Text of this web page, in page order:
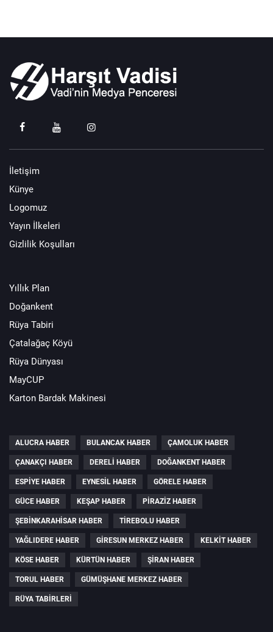
İletişim
Künye
Logomuz
Yayın İlkeleri
Gizlilik Koşulları
Yıllık Plan
Doğankent
Rüya Tabiri
Çatalağaç Köyü
Rüya Dünyası
MayCUP
Karton Bardak Makinesi
ALUCRA HABER BULANCAK HABER ÇAMOLUK HABER
ÇANAKÇI HABER DERELI HABER DOĞANKENT HABER
ESPIYE HABER EYNESIL HABER GÖRELE HABER
GÜCE HABER KEŞAP HABER PIRAZIZ HABER
ŞEBINKARAHISAR HABER TIREBOLU HABER
YAĞLIDERE HABER GIRESUN MERKEZ HABER KELKIT HABER
KÖSE HABER KÜRTÜN HABER ŞIRAN HABER
TORUL HABER GÜMÜŞHANE MERKEZ HABER
RÜYA TABIRLERI